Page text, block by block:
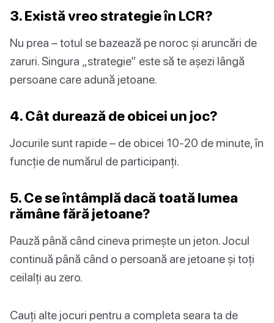
3. Există vreo strategie în LCR?
Nu prea – totul se bazează pe noroc și aruncări de
zaruri. Singura „strategie” este să te așezi lângă
persoane care adună jetoane.
4. Cât durează de obicei un joc?
Jocurile sunt rapide – de obicei 10-20 de minute, în
funcție de numărul de participanți.
5. Ce se întâmplă dacă toată lumea
rămâne fără jetoane?
Pauză până când cineva primește un jeton. Jocul
continuă până când o persoană are jetoane și toți
ceilalți au zero.
Cauți alte jocuri pentru a completa seara ta de